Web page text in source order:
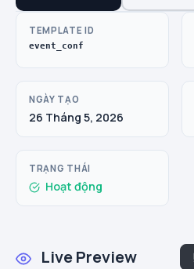
TEMPLATE ID
event_conf
NGÀY TẠO
26 Tháng 5, 2026
TRẠNG THÁI
Hoạt động
Live Preview